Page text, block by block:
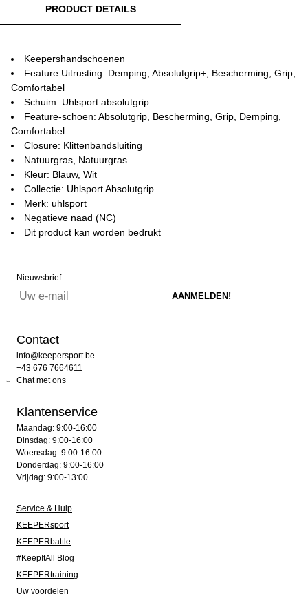
PRODUCT DETAILS
Keepershandschoenen
Feature Uitrusting: Demping, Absolutgrip+, Bescherming, Grip,
Comfortabel
Schuim: Uhlsport absolutgrip
Feature-schoen: Absolutgrip, Bescherming, Grip, Demping,
Comfortabel
Closure: Klittenbandsluiting
Natuurgras, Natuurgras
Kleur: Blauw, Wit
Collectie: Uhlsport Absolutgrip
Merk: uhlsport
Negatieve naad (NC)
Dit product kan worden bedrukt
Nieuwsbrief
Contact
info@keepersport.be
+43 676 7664611
Chat met ons
Klantenservice
Maandag: 9:00-16:00
Dinsdag: 9:00-16:00
Woensdag: 9:00-16:00
Donderdag: 9:00-16:00
Vrijdag: 9:00-13:00
Service & Hulp
KEEPERsport
KEEPERbattle
#KeepItAll Blog
KEEPERtraining
Uw voordelen